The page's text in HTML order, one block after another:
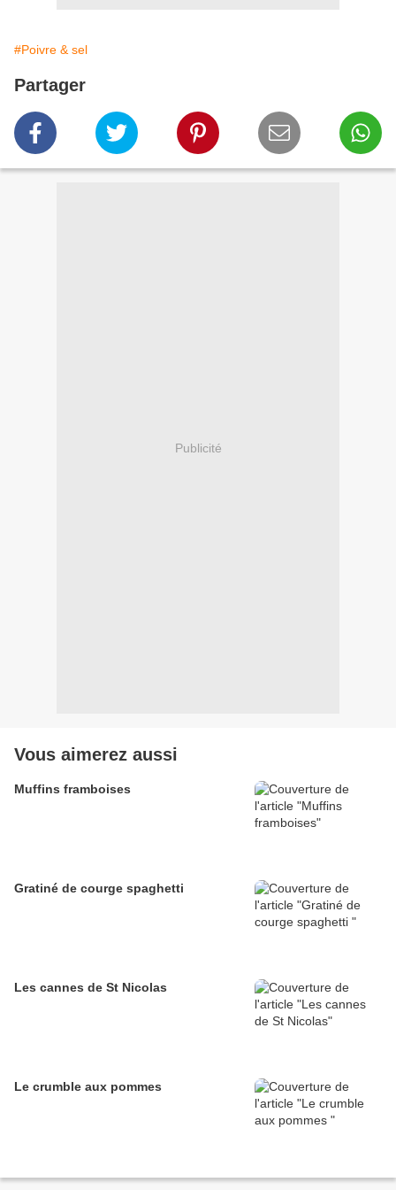
#Poivre & sel
Partager
Publicité
Vous aimerez aussi
Muffins framboises
Gratiné de courge spaghetti
Les cannes de St Nicolas
Le crumble aux pommes